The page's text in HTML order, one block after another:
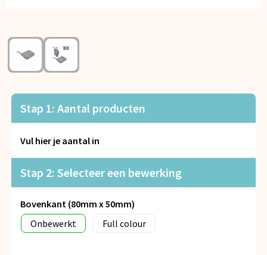
Reisbenodigdheden
Schrijfwaren
Sleutelhangers en Lanyards
Snoepgoed
Veiligheid, Auto en Fiets
Vrije tijd en Strand
Stap 1: Aantal producten
Vul hier je aantal in
Stap 2: Selecteer een bewerking
Bovenkant (80mm x 50mm)
Onbewerkt
Full colour